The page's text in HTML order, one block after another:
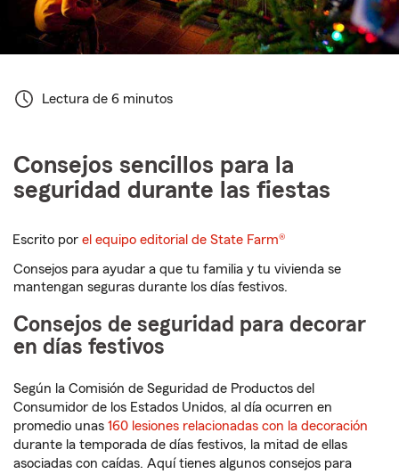
Lectura de 6 minutos
Consejos sencillos para la
seguridad durante las fiestas
Escrito porel equipo editorial de State Farm®
Consejos para ayudar a que tu familia y tu vivienda se
mantengan seguras durante los días festivos.
Consejos de seguridad para decorar
en días festivos
Según la Comisión de Seguridad de Productos del
Consumidor de los Estados Unidos, al día ocurren en
promedio unas 160 lesiones relacionadas con la decoración
durante la temporada de días festivos, la mitad de ellas
asociadas con caídas. Aquí tienes algunos consejos para